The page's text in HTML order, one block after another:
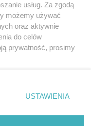
odor 8
z portali
sięz nami
usług. Za zgodą
możemy używać
oraz aktywnie
do celów
prywatność, prosimy
dolnym rogu strony
nie wymagają
sprzeciwić się
miały
USTAWIENIA